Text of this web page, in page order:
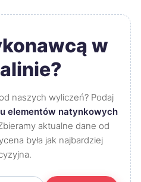
w
naszych wyliczeń? Podaj
elementów natynkowych
aktualne dane od
była jak najbardziej